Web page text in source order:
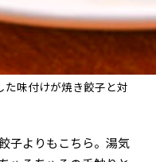
味付けが焼き餃子と対
子よりもこちら。湯気